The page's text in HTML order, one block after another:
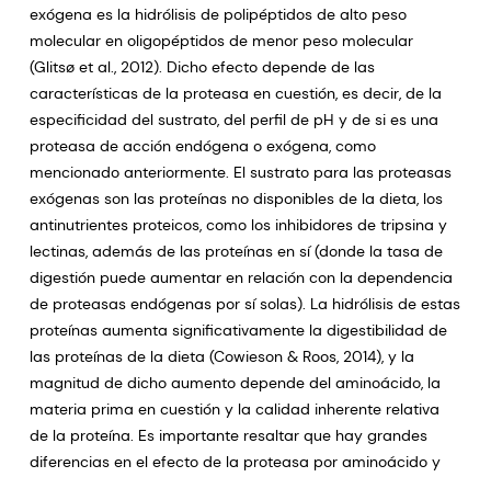
exógena es la hidrólisis de polipéptidos de alto peso
molecular en oligopéptidos de menor peso molecular
(Glitsø et al., 2012). Dicho efecto depende de las
características de la proteasa en cuestión, es decir, de la
especificidad del sustrato, del perfil de pH y de si es una
proteasa de acción endógena o exógena, como
mencionado anteriormente. El sustrato para las proteasas
exógenas son las proteínas no disponibles de la dieta, los
antinutrientes proteicos, como los inhibidores de tripsina y
lectinas, además de las proteínas en sí (donde la tasa de
digestión puede aumentar en relación con la dependencia
de proteasas endógenas por sí solas). La hidrólisis de estas
proteínas aumenta significativamente la digestibilidad de
las proteínas de la dieta (Cowieson & Roos, 2014), y la
magnitud de dicho aumento depende del aminoácido, la
materia prima en cuestión y la calidad inherente relativa
de la proteína. Es importante resaltar que hay grandes
diferencias en el efecto de la proteasa por aminoácido y